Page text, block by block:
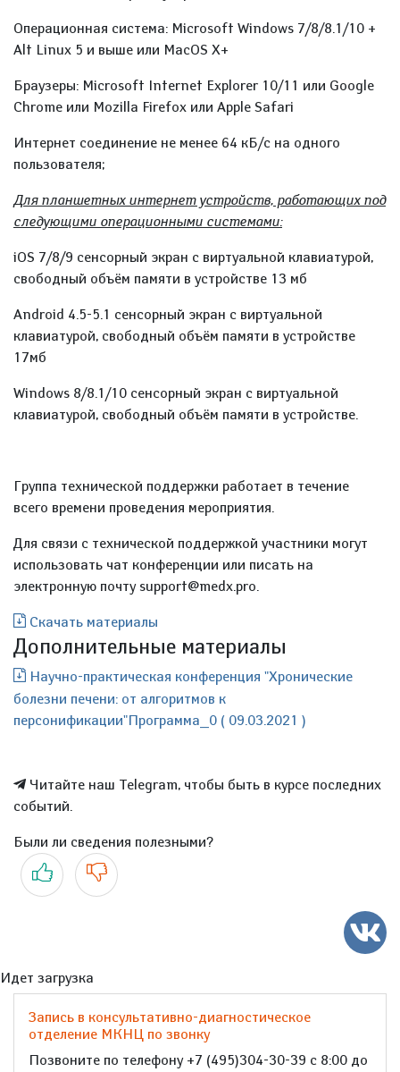
Операционная система: Microsoft Windows 7/8/8.1/10 +
Alt Linux 5 и выше или MacOS X+
Браузеры: Microsoft Internet Explorer 10/11 или Google
Chrome или Mozilla Firefox или Apple Safari
Интернет соединение не менее 64 кБ/с на одного
пользователя;
Для планшетных интернет устройств, работающих под
следующими операционными системами:
iOS 7/8/9 сенсорный экран с виртуальной клавиатурой,
свободный объём памяти в устройстве 13 мб
Android 4.5-5.1 сенсорный экран с виртуальной
клавиатурой, свободный объём памяти в устройстве
17мб
Windows 8/8.1/10 сенсорный экран с виртуальной
клавиатурой, свободный объём памяти в устройстве.
Группа технической поддержки работает в течение
всего времени проведения мероприятия.
Для связи с технической поддержкой участники могут
использовать чат конференции или писать на
электронную почту support@medx.pro.
Скачать материалы
Дополнительные материалы
Научно-практическая конференция "Хронические
болезни печени: от алгоритмов к
персонификации"Программа_0 ( 09.03.2021 )
Читайте наш Telegram, чтобы быть в курсе последних
событий.
Были ли сведения полезными?
Да Нет
Идет загрузка
Запись в консультативно-диагностическое
отделение МКНЦ по звонку
Позвоните по телефону +7 (495)304-30-39 с 8:00 до